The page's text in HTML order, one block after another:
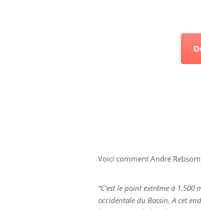
Voici comment André
“C’est le point extrême à
occidentale du Bassin. A cet
depuis quelques mois un puits
profondeur alimentant une